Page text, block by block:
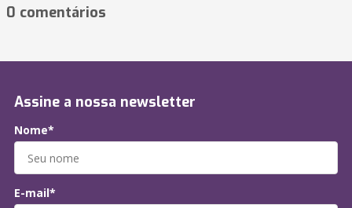
0 comentários
Assine a nossa newsletter
Nome*
E-mail*